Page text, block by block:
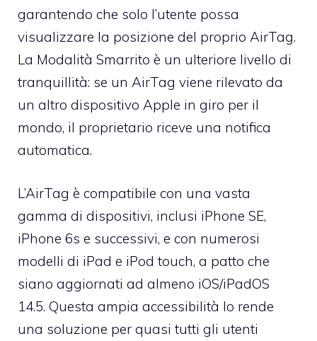
garantendo che solo l’utente possa
visualizzare la posizione del proprio AirTag.
La Modalità Smarrito è un ulteriore livello di
tranquillità: se un AirTag viene rilevato da
un altro dispositivo Apple in giro per il
mondo, il proprietario riceve una notifica
automatica.
L’AirTag è compatibile con una vasta
gamma di dispositivi, inclusi iPhone SE,
iPhone 6s e successivi, e con numerosi
modelli di iPad e iPod touch, a patto che
siano aggiornati ad almeno iOS/iPadOS
14.5. Questa ampia accessibilità lo rende
una soluzione per quasi tutti gli utenti